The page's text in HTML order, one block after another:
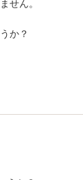
せん。
か？